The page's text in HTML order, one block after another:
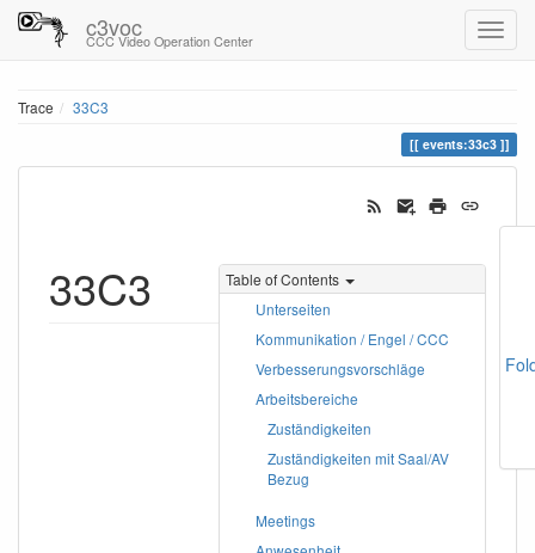
c3voc
CCC Video Operation Center
Trace 33C3
events:33c3
Table of Contents
Unterseiten
Kommunikation / Engel / CCC
Verbesserungsvorschläge
Arbeitsbereiche
Zuständigkeiten
Zuständigkeiten mit Saal/AV
Bezug
Meetings
33C3